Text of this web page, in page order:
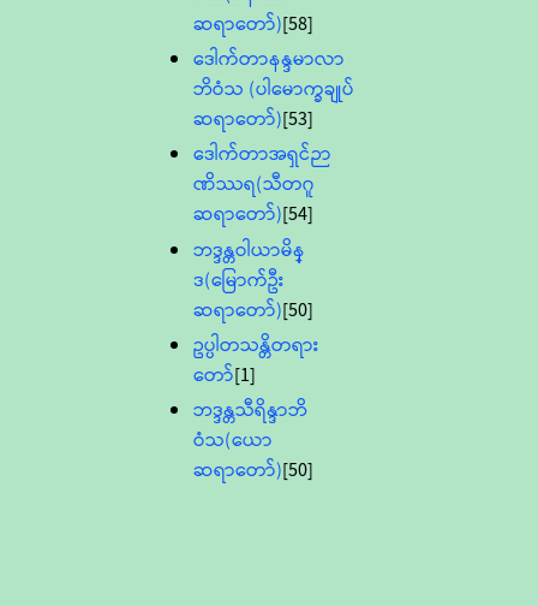
ဆရာတော်)[58]
ဒေါက်တာနန္ဒမာလာ
ဘိဝံသ (ပါမောက္ခချုပ်
ဆရာတော်)[53]
ဒေါက်တာအရှင်ဉာ
ဏိဿရ(သီတဂူ
ဆရာတော်)[54]
ဘဒ္ဒန္တဝါယာမိန္
ဒ(မြောက်ဦး
ဆရာတော်)[50]
ဥပ္ပါတသန္တိတရား
တော်[1]
ဘဒ္ဒန္တသီရိန္ဒာဘိ
ဝံသ(ယော
ဆရာတော်)[50]